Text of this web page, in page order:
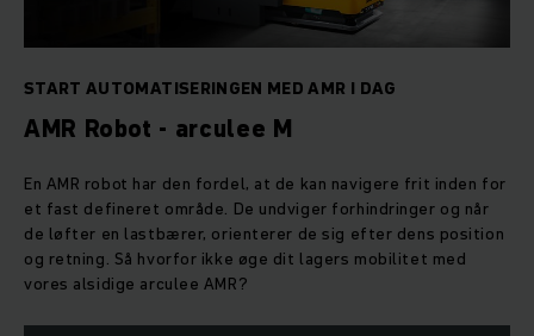
START AUTOMATISERINGEN MED AMR I DAG
AMR Robot - arculee M
En AMR robot har den fordel, at de kan navigere frit inden for
et fast defineret område. De undviger forhindringer og når
de løfter en lastbærer, orienterer de sig efter dens position
og retning. Så hvorfor ikke øge dit lagers mobilitet med
vores alsidige arculee AMR?